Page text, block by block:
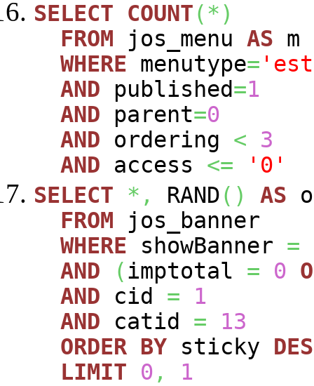
SELECT
COUNT(*)
FROM jos_menu AS m
WHERE menutype=
AND published=1
AND parent=0
AND ordering <
3
AND access <=
'0'
SELECT
*, RAND( ) AS
FROM jos_banner
WHERE showBanner =
AND
(imptotal = 0
AND cid =
1
AND catid =
13
ORDER BY sticky
LIMIT
0 ,
1